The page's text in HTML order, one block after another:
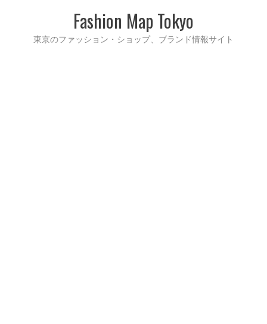
Fashion Map Tokyo
東京のファッション・ショップ、ブランド情報サイト